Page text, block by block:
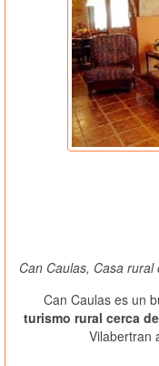
Can Caulas, Casa
Can Caulas es un
turismo rural cerca
Vilabertran